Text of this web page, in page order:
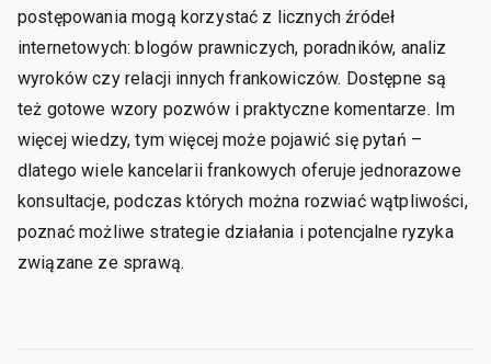
postępowania mogą korzystać z licznych źródeł
internetowych: blogów prawniczych, poradników, analiz
wyroków czy relacji innych frankowiczów. Dostępne są
też gotowe wzory pozwów i praktyczne komentarze. Im
więcej wiedzy, tym więcej może pojawić się pytań –
dlatego wiele kancelarii frankowych oferuje jednorazowe
konsultacje, podczas których można rozwiać wątpliwości,
poznać możliwe strategie działania i potencjalne ryzyka
związane ze sprawą.